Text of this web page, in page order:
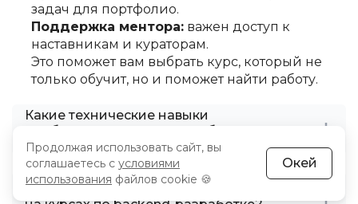
задач для портфолио.
Поддержка ментора: важен доступ к
наставникам и кураторам.
Это поможет вам выбрать курс, который не
только обучит, но и поможет найти работу.
Какие технические навыки
необходимы для начала обучения
backend-разработке?
Сколько времени занимает обучение
Продолжая использовать сайт, вы
соглашаетесь с условиями
использования файлов cookie 🍪
Окей